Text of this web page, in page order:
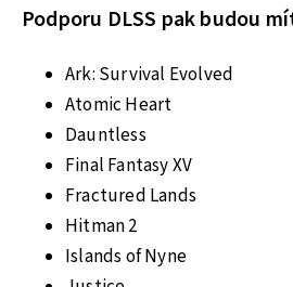
Podporu DLSS pak budou
Ark: Survival Evolved
Atomic Heart
Dauntless
Final Fantasy XV
Fractured Lands
Hitman 2
Islands of Nyne